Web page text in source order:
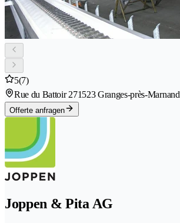
5(7)
Rue du Battoir 271523 Granges-près-Marnand
Offerte anfragen
Joppen & Pita AG